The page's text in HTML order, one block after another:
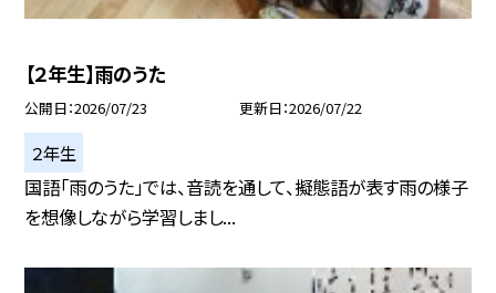
【２年生】雨のうた
公開日 2026/07/23 更新日 2026/07/22
２年生
国語「雨のうた」では、音読を通して、擬態語が表す雨の様子
を想像しながら学習しまし...